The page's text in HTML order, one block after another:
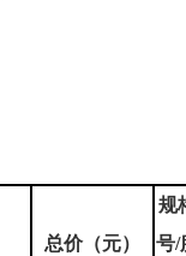
总价（元）
规
号/